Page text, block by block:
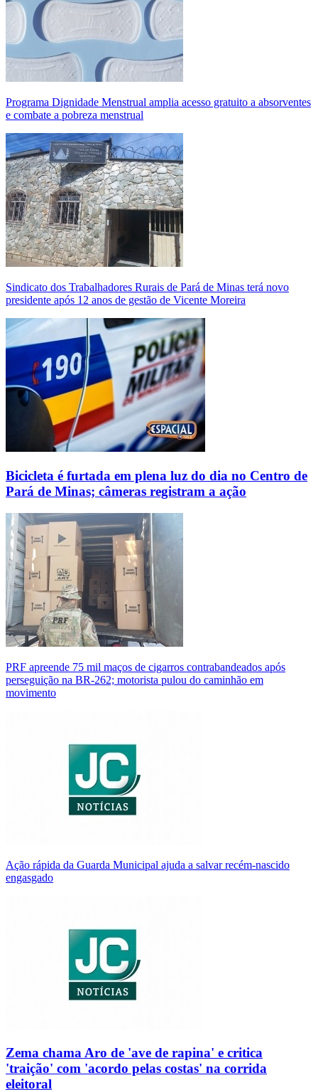
Programa Dignidade Menstrual amplia acesso gratuito a absorventes
e combate a pobreza menstrual
Sindicato dos Trabalhadores Rurais de Pará de Minas terá novo
presidente após 12 anos de gestão de Vicente Moreira
Bicicleta é furtada em plena luz do dia no Centro de
Pará de Minas; câmeras registram a ação
PRF apreende 75 mil maços de cigarros contrabandeados após
perseguição na BR-262; motorista pulou do caminhão em
movimento
Ação rápida da Guarda Municipal ajuda a salvar recém-nascido
engasgado
Zema chama Aro de 'ave de rapina' e critica
'traição' com 'acordo pelas costas' na corrida
eleitoral